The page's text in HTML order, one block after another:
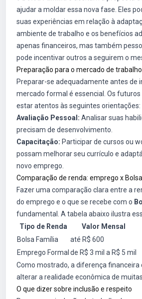
ajudar a moldar essa nova fase. Eles
suas experiências em relação à
ambiente de trabalho e os benefícios
apenas financeiros, mas também
pode incentivar outros a seguirem o
Preparação para o mercado de trabalho
Preparar-se adequadamente antes de
mercado formal é essencial. Os
estar atentos às seguintes orientações:
Avaliação Pessoal: Analisar suas
precisam de desenvolvimento.
Capacitação: Participar de cursos ou
possam melhorar seu currículo e
novo emprego.
Comparação de renda: emprego x
Fazer uma comparação clara entre a
do emprego e o que se recebe com o
fundamental. A tabela abaixo ilustra
Tipo de Renda
Valor Mensal
Bolsa Família
até R$ 600
Emprego Formal de R$ 3 mil a R$ 5 mil
Como mostrado, a diferença financeira
alterar a realidade econômica de
O que dizer sobre inclusão e respeito